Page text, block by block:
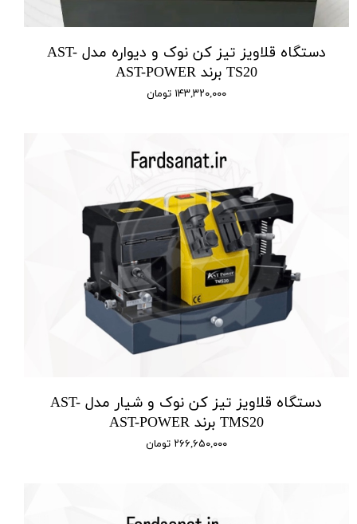
دستگاه قلاویز تیز کن نوک و دیواره مدل AST-
TS20 برند AST-POWER
۱۴۳,۳۲۰,۰۰۰ تومان
دستگاه قلاویز تیز کن نوک و شیار مدل AST-
TMS20 برند AST-POWER
۲۶۶,۶۵۰,۰۰۰ تومان